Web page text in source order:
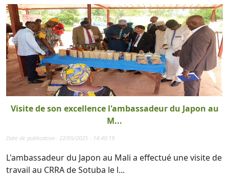
Visite de son excellence l'ambassadeur du Japon au
M...
Date de publication : 22/05/2025 - 14:40:19
L'ambassadeur du Japon au Mali a effectué une visite de
travail au CRRA de Sotuba le l...